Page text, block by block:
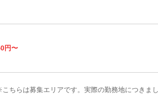
円〜
ちらは募集エリアです。実際の勤務地につきま